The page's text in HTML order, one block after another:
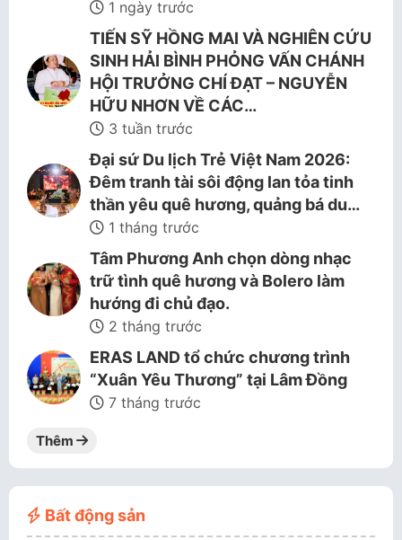
1 ngày trước
TIẾN SỸ HỒNG MAI VÀ NGHIÊN CỨU
SINH HẢI BÌNH PHỎNG VẤN CHÁNH
HỘI TRƯỞNG CHÍ ĐẠT – NGUYỄN
HỮU NHƠN VỀ CÁC…
3 tuần trước
Đại sứ Du lịch Trẻ Việt Nam 2026:
Đêm tranh tài sôi động lan tỏa tinh
thần yêu quê hương, quảng bá du…
1 tháng trước
Tâm Phương Anh chọn dòng nhạc
trữ tình quê hương và Bolero làm
hướng đi chủ đạo.
2 tháng trước
ERAS LAND tổ chức chương trình
“Xuân Yêu Thương” tại Lâm Đồng
7 tháng trước
Thêm
Bất động sản